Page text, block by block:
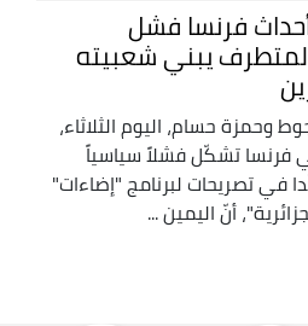
فرنسا فشل
يبني شعبيته
حسام، اليوم الثلاثاء،
فرنسا تشكّل فشلاً سياسياً
في تصريحات لبرنامج "إضاءات"
أنّ اليمين ...